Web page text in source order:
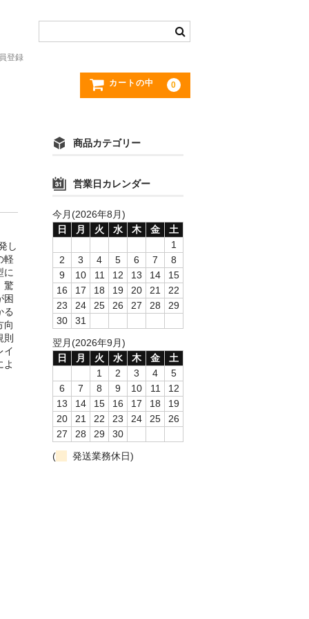
登録
カートの中 0
し
軽
に
驚
困
る
向
イ
よ
商品カテゴリー
営業日カレンダー
今月(2026年8月)
日
月 火 水 木 金
土
1
2
3 4 5 6 7
8
9
10 11 12 13 14
15
16
17 18 19 20 21
22
23
24 25 26 27 28
29
30
31
翌月(2026年9月)
日
月 火 水 木 金
土
1
2 3 4
5
6
7 8 9 10 11
12
13
14 15 16 17 18
19
20
21 22 23 24 25
26
27
28 29
30
(
発送業務休日)